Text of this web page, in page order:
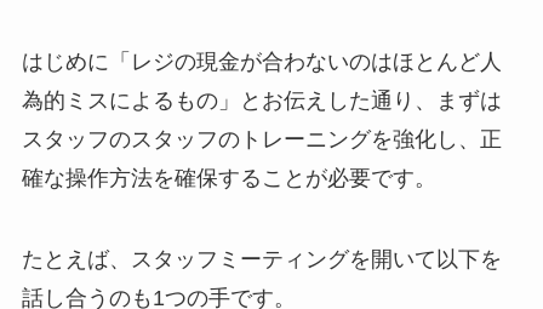
はじめに「レジの現金が合わないのはほとんど人
為的ミスによるもの」とお伝えした通り、まずは
スタッフのスタッフのトレーニングを強化し、正
確な操作方法を確保することが必要です。
たとえば、スタッフミーティングを開いて以下を
話し合うのも1つの手です。